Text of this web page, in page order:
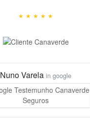
★ ★ ★ ★ ★
Nuno Varelain google